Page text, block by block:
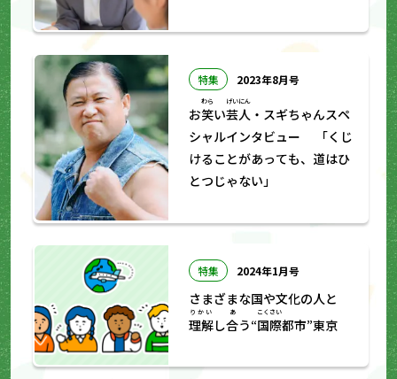
特集 2023年8月号
お笑
わら
い芸人
げいにん
・スギちゃんスペ
シャルインタビュー 「くじ
けることがあっても、道はひ
とつじゃない」
特集 2024年1月号
さまざまな国や文化の人と
理解
りかい
し合
あ
う“国際
こくさい
都市”東京